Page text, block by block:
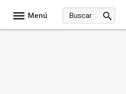
Menú